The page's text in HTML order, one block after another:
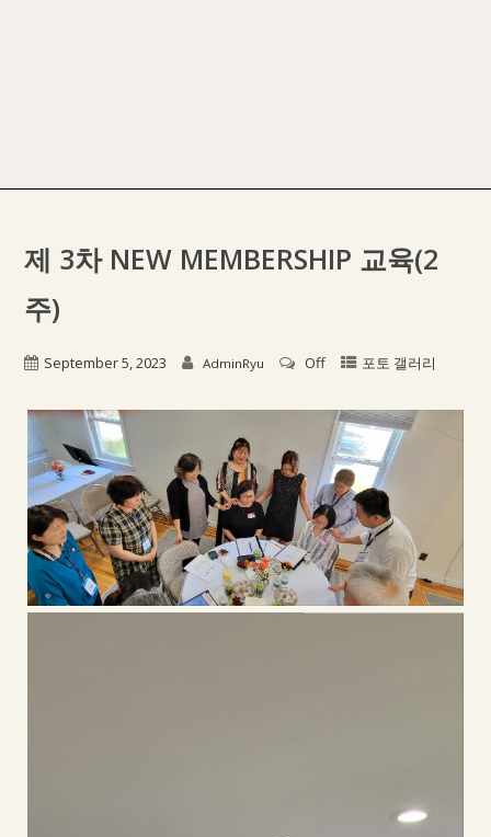
제 3차 NEW MEMBERSHIP 교육(2
주)
September 5, 2023 AdminRyu Off 포토 갤러리